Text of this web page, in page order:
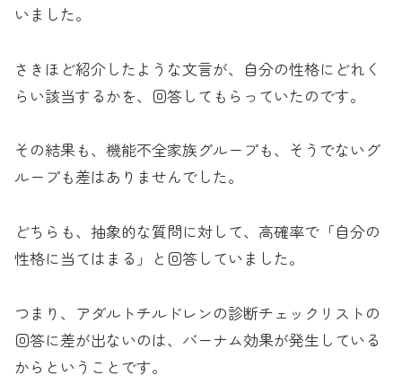
いました。
さきほど紹介したような文言が、自分の性格にどれく
らい該当するかを、回答してもらっていたのです。
その結果も、機能不全家族グループも、そうでないグ
ループも差はありませんでした。
どちらも、抽象的な質問に対して、高確率で「自分の
性格に当てはまる」と回答していました。
つまり、アダルトチルドレンの診断チェックリストの
回答に差が出ないのは、バーナム効果が発生している
からということです。